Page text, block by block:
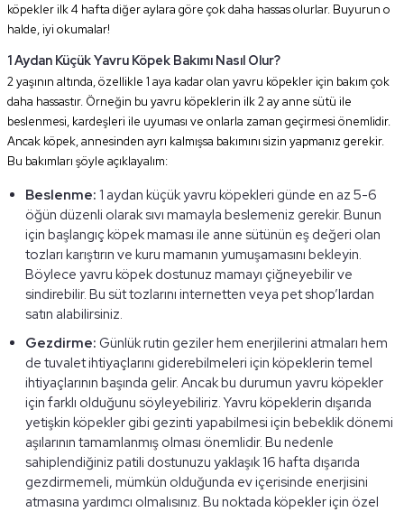
köpekler ilk 4 hafta diğer aylara göre çok daha hassas olurlar. Buyurun o
halde, iyi okumalar!
1 Aydan Küçük Yavru Köpek Bakımı Nasıl Olur?
2 yaşının altında, özellikle 1 aya kadar olan yavru köpekler için bakım çok
daha hassastır. Örneğin bu yavru köpeklerin ilk 2 ay anne sütü ile
beslenmesi, kardeşleri ile uyuması ve onlarla zaman geçirmesi önemlidir.
Ancak köpek, annesinden ayrı kalmışsa bakımını sizin yapmanız gerekir.
Bu bakımları şöyle açıklayalım:
Beslenme: 1 aydan küçük yavru köpekleri günde en az 5-6
öğün düzenli olarak sıvı mamayla beslemeniz gerekir. Bunun
için başlangıç köpek maması ile anne sütünün eş değeri olan
tozları karıştırın ve kuru mamanın yumuşamasını bekleyin.
Böylece yavru köpek dostunuz mamayı çiğneyebilir ve
sindirebilir. Bu süt tozlarını internetten veya pet shop’lardan
satın alabilirsiniz.
Gezdirme: Günlük rutin geziler hem enerjilerini atmaları hem
de tuvalet ihtiyaçlarını giderebilmeleri için köpeklerin temel
ihtiyaçlarının başında gelir. Ancak bu durumun yavru köpekler
için farklı olduğunu söyleyebiliriz. Yavru köpeklerin dışarıda
yetişkin köpekler gibi gezinti yapabilmesi için bebeklik dönemi
aşılarının tamamlanmış olması önemlidir. Bu nedenle
sahiplendiğiniz patili dostunuzu yaklaşık 16 hafta dışarıda
gezdirmemeli, mümkün olduğunda ev içerisinde enerjisini
atmasına yardımcı olmalısınız. Bu noktada köpekler için özel